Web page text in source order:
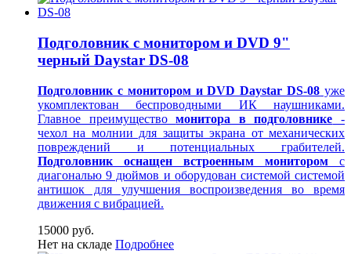
Подголовник с монитором и DVD 9"
черный Daystar DS-08
Подголовник с монитором и DVD Daystar DS-08 уже
укомплектован беспроводными ИК наушниками.
Главное преимуществомонитора в подголовнике -
чехол на молнии для защиты экрана от механических
повреждений и потенциальных грабителей.
Подголовник оснащен встроенным монитором с
диагональю 9 дюймов и оборудован системой системой
антишок для улучшения воспроизведения во время
движения с вибрацией.
15000 руб.
Нет на складе Подробнее